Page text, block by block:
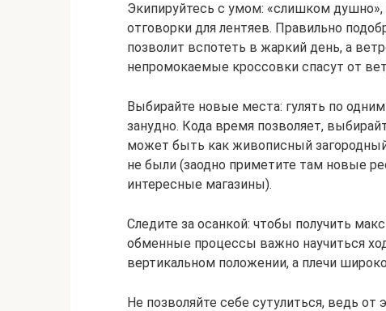
Экипируйтесь с умом: «слишком душно»,
отговорки для лентяев. Правильно
позволит вспотеть в жаркий день, а
непромокаемые кроссовки спасут от
Выбирайте новые места: гулять по
занудно. Кода время позволяет,
может быть как живописный
не были (заодно приметите там новые
интересные магазины).
Следите за осанкой: чтобы получить
обменные процессы важно научиться
вертикальном положении, а плечи
Не позволяйте себе сутулиться, ведь